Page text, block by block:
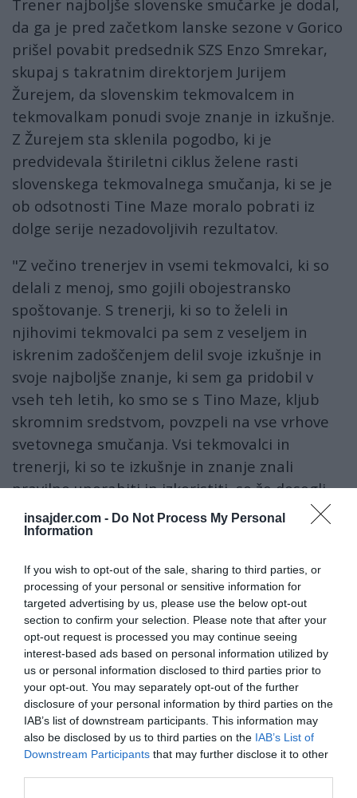
insajder.com - Do Not Process My Personal
Information
If you wish to opt-out of the sale, sharing to third parties, or
processing of your personal or sensitive information for
targeted advertising by us, please use the below opt-out
section to confirm your selection. Please note that after your
opt-out request is processed you may continue seeing
interest-based ads based on personal information utilized by
us or personal information disclosed to third parties prior to
your opt-out. You may separately opt-out of the further
disclosure of your personal information by third parties on the
IAB’s list of downstream participants. This information may
also be disclosed by us to third parties on the IAB’s List of
Downstream Participants that may further disclose it to other
Trener najboljše slovenske smučarke je dodal,
da ga je pred začetkom lanske sezone v Gorico
prišel povabit predsednik SZS Enzo Smrekar,
skupaj s takratnim direktorjem Jurijem
Žurejem, da slovenskim tekmovalcem in
tekmovalkam ponudi svoje znanje in izkušnje.
Z Žurejem sta sklenila pogodbo, ki je
predvidevala štiriletni ciklus želene rasti
slovenskega tekmovalnega smučanja, ki se je
ob odsotnosti Tine Maze moralo pobrati iz
dolge serije nezadovoljivih rezultatov.
"Z večino trenerjev in vsemi tekmovalci, ki so
delali z menoj, smo gojili obojestransko
spoštovanje. S trenerji, ki so to želeli in
njihovimi tekmovalci pa sem z veseljem in
iskrenim zadoščenjem delil svoje izkušnje in
svoje najboljše znanje, ki sem ga pridobil v
vseh teh letih, ko smo se s Tino Maze, kljub
skromnim sredstvom, povzpeli na vse vrhove
svetovnega smučanja. Vsi tekmovalci in
trenerji, ki so te izkušnje in znanje znali
pravilno uporabiti in izkoristiti, so že dosegli
lepe rezultate. Pri tem mi je v zadovoljstvo, da
je pri njih prišlo predvsem do spremembe
med drugim zapisal Massi.
"Da ne bi preveč bremenil tekmovalnih
programov, sem se pri sklepanju pogodbe s
SZS odločil za skromnejši honorar, kot je
pripadal glavnemu trenerju ženske ekipe v
rekordni sezoni Tine Maze, ki pa sem ga zato
lahko kompenziral z možnostjo ohranjanja
privatnih sponzorjev ekipe Team to a Maze, ki